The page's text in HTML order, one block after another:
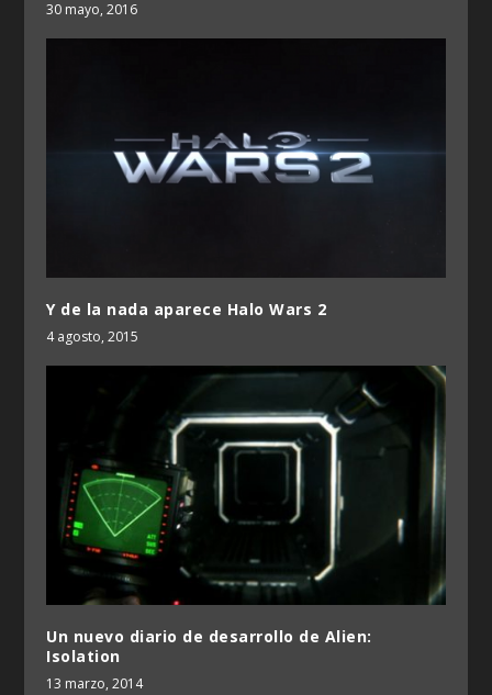
30 mayo, 2016
Y de la nada aparece Halo Wars 2
4 agosto, 2015
Un nuevo diario de desarrollo de Alien:
Isolation
13 marzo, 2014